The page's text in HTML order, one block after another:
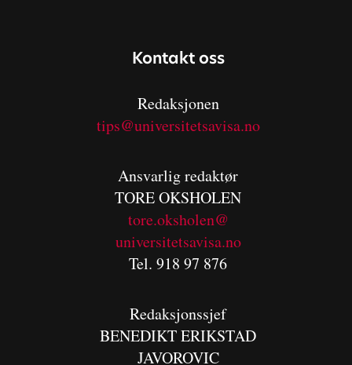
Kontakt oss
Redaksjonen
tips@universitetsavisa.no
Ansvarlig redaktør
TORE OKSHOLEN
tore.oksholen@
universitetsavisa.no
Tel. 918 97 876
Redaksjonssjef
BENEDIKTERIKSTAD
JAVOROVIC